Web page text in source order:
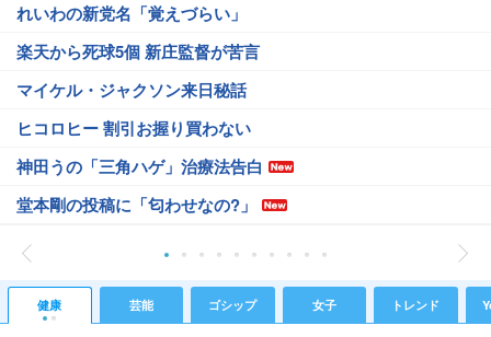
れいわの新党名「覚えづらい」
楽天から死球5個 新庄監督が苦言
マイケル・ジャクソン来日秘話
ヒコロヒー 割引お握り買わない
神田うの「三角ハゲ」治療法告白
堂本剛の投稿に「匂わせなの?」
健康 芸能 ゴシップ 女子 トレンド